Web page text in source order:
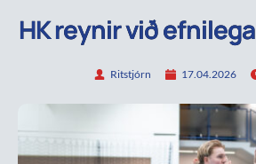
HK reynir við
Ritstjórn 17.04.2026